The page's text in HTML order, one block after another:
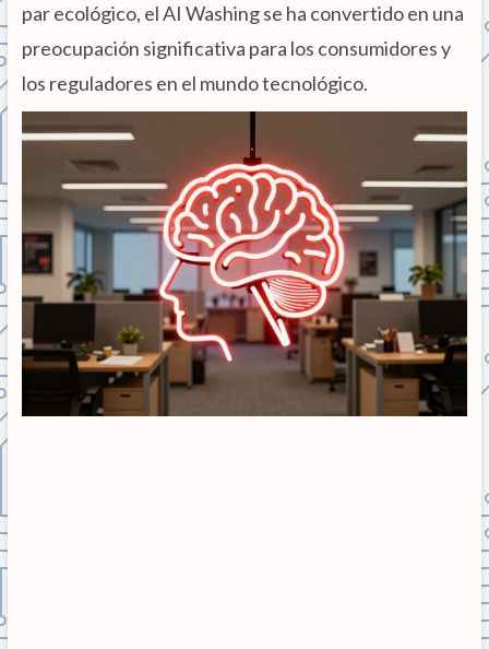
par ecológico, el AI Washing se ha convertido en una
preocupación significativa para los consumidores y
los reguladores en el mundo tecnológico.